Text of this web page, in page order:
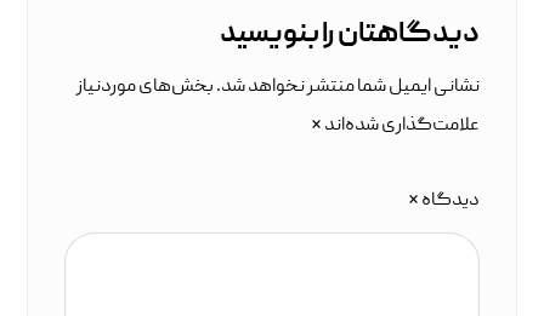
دیدگاهتان را بنویسید
نشانی ایمیل شما منتشر نخواهد شد.بخش‌های موردنیاز
علامت‌گذاری شده‌اند*
دیدگاه*